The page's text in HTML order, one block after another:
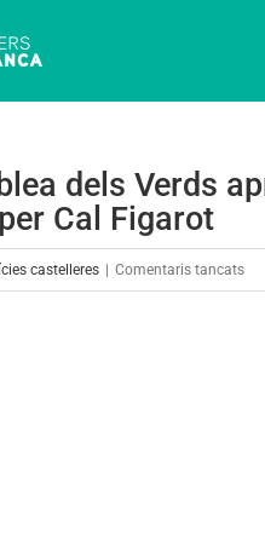
dels Verds
Cal Figarot
castelleres Comentaris tancatsa